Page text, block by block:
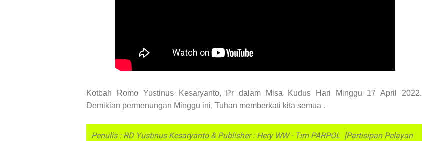
Kotbah Romo Yustinus Kesaryanto, Pr dalam Misa Kudus Hari Minggu 17 April 2022.
Demikian permenungan Minggu ini, Tuhan memberkati kita semua .
Penulis : RD Yustinus Kesaryanto & Publisher : Hery WW - Tim PARPOL [Partisipan Pelayan